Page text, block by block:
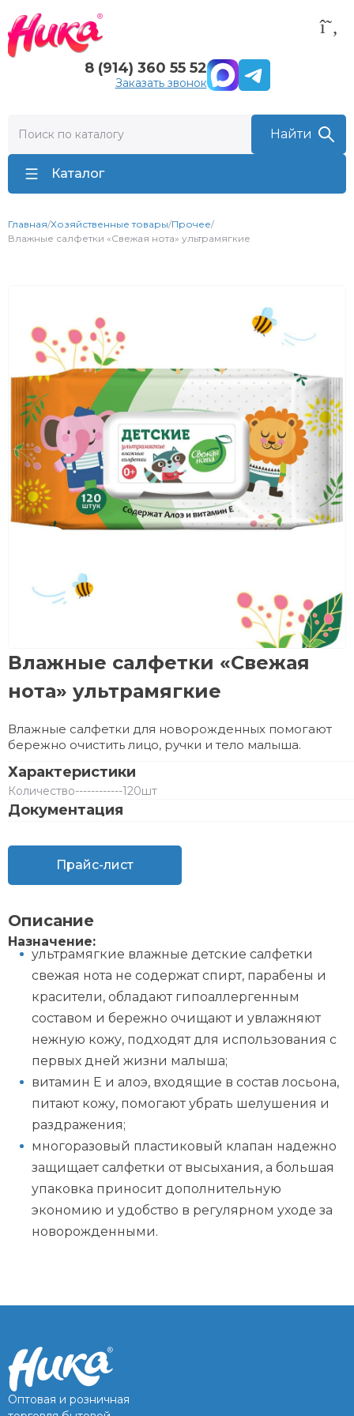
8 (914) 360 55 52
Заказать звонок
Каталог
Главная/Хозяйственные товары/Прочее/
Влажные салфетки «Свежая нота» ультрамягкие
Влажные салфетки «Свежая
нота» ультрамягкие
Влажные салфетки для новорожденных помогают
бережно очистить лицо, ручки и тело малыша.
Характеристики
Количество------------120шт
Документация
Прайс-лист
Описание
Назначение:
ультрамягкие влажные детские салфетки
свежая нота не содержат спирт, парабены и
красители, обладают гипоаллергенным
составом и бережно очищают и увлажняют
нежную кожу, подходят для использования с
первых дней жизни малыша;
витамин Е и алоэ, входящие в состав лосьона,
питают кожу, помогают убрать шелушения и
раздражения;
многоразовый пластиковый клапан надежно
защищает салфетки от высыхания, а большая
упаковка приносит дополнительную
экономию и удобство в регулярном уходе за
новорожденными.
Оптовая и розничная